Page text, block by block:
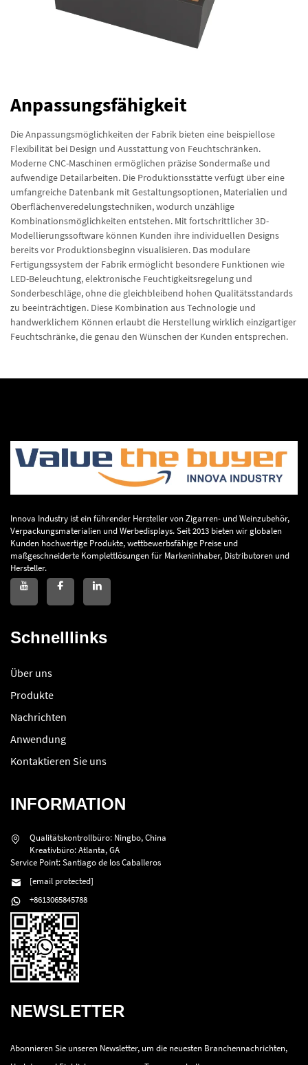
Anpassungsfähigkeit
Die Anpassungsmöglichkeiten der Fabrik bieten eine beispiellose
Flexibilität bei Design und Ausstattung von Feuchtschränken.
Moderne CNC-Maschinen ermöglichen präzise Sondermaße und
aufwendige Detailarbeiten. Die Produktionsstätte verfügt über eine
umfangreiche Datenbank mit Gestaltungsoptionen, Materialien und
Oberflächenveredelungstechniken, wodurch unzählige
Kombinationsmöglichkeiten entstehen. Mit fortschrittlicher 3D-
Modellierungssoftware können Kunden ihre individuellen Designs
bereits vor Produktionsbeginn visualisieren. Das modulare
Fertigungssystem der Fabrik ermöglicht besondere Funktionen wie
LED-Beleuchtung, elektronische Feuchtigkeitsregelung und
Sonderbeschläge, ohne die gleichbleibend hohen Qualitätsstandards
zu beeinträchtigen. Diese Kombination aus Technologie und
handwerklichem Können erlaubt die Herstellung wirklich einzigartiger
Feuchtschränke, die genau den Wünschen der Kunden entsprechen.
Innova Industry ist ein führender Hersteller von Zigarren- und Weinzubehör,
Verpackungsmaterialien und Werbedisplays. Seit 2013 bieten wir globalen
Kunden hochwertige Produkte, wettbewerbsfähige Preise und
maßgeschneiderte Komplettlösungen für Markeninhaber, Distributoren und
Hersteller.
Schnelllinks
Über uns
Produkte
Nachrichten
Anwendung
Kontaktieren Sie uns
INFORMATION
Qualitätskontrollbüro: Ningbo, China
Kreativbüro: Atlanta, GA
Service Point: Santiago de los Caballeros
[email protected]
+8613065845788
NEWSLETTER
Abonnieren Sie unseren Newsletter, um die neuesten Branchennachrichten,